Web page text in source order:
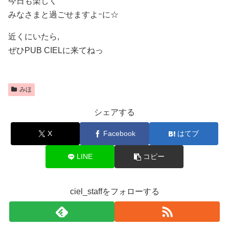
みなさまと過ごせますよｰに☆
近くにいたら,
ぜひPUB CIELに来てねっ
みほ
シェアする
X Facebook はてブ
LINE コピー
ciel_staffをフォローする